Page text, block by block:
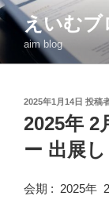
コ
ン
ン
えいむブ
aim blog
投
稿
日:
2025年1月14日 投稿
2025年 2
ー 出展し
会期 : 2025年